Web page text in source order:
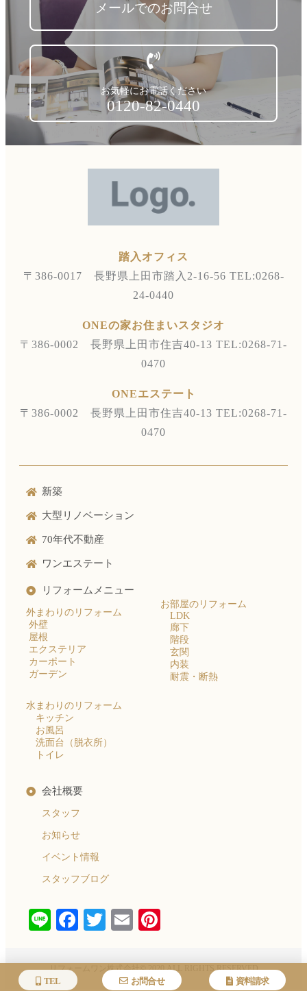
メールでのお問合せ
お気軽にお電話ください
0120-82-0440
踏入オフィス
〒386-0017 長野県上田市踏入2-16-56 TEL:0268-
24-0440
ONEの家お住まいスタジオ
〒386-0002 長野県上田市住吉40-13 TEL:0268-71-
0470
ONEエステート
〒386-0002 長野県上田市住吉40-13 TEL:0268-71-
0470
新築
大型リノベーション
70年代不動産
ワンエステート
リフォームメニュー
外まわりのリフォーム
外壁
屋根
エクステリア
カーポート
ガーデン
水まわりのリフォーム
キッチン
お風呂
洗面台（脱衣所）
トイレ
お部屋のリフォーム
LDK
廊下
階段
玄関
内装
耐震・断熱
会社概要
スタッフ
お知らせ
イベント情報
スタッフブログ
LineFacebook
TwitterEmail
リフォームワン株式会社© 2020 ALL RIGHTS RESERVED​
TEL お問合せ 資料請求